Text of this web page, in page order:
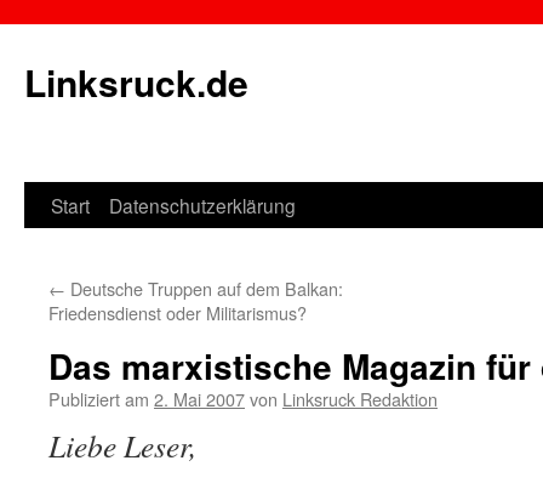
Linksruck.de
Springe
Inhalt
Start Datenschutzerklärung
← Deutsche Truppen auf dem Balkan:
Friedensdienst oder Militarismus?
Das marxistische Magazin
Publiziert am 2. Mai 2007von Linksruck Redaktion
Liebe Leser,